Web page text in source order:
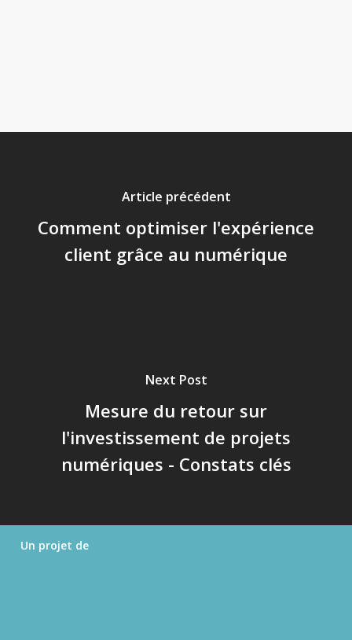
Article précédent
Comment optimiser l'expérience
client grâce au numérique
Next Post
Mesure du retour sur
l'investissement de projets
numériques - Constats clés
Un projet de